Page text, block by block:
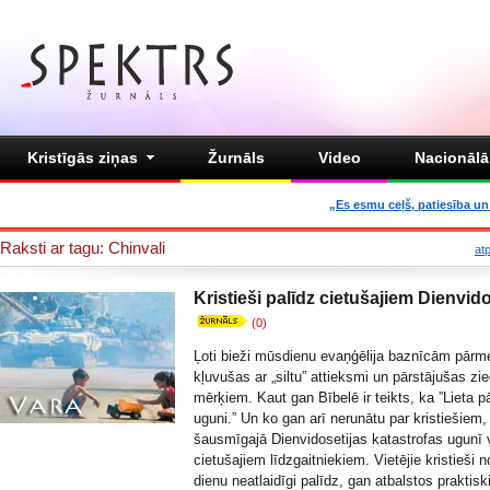
Kristīgās ziņas Žurnāls Video
„Es esmu ceļš, patiesība
Raksti ar tagu: Chinvali
Kristieši palīdz cietušajiem
(0)
Ļoti bieži mūsdienu evaņģēlija baznīcām
kļuvušas ar „siltu” attieksmi un pārstājušas
mērķiem. Kaut gan Bībelē ir teikts, ka ”Lieta
uguni.” Un ko gan arī nerunātu par
šausmīgajā Dienvidosetijas katastrofas ugunī
cietušajiem līdzgaitniekiem. Vietējie kristieši
dienu neatlaidīgi palīdz, gan atbalstos